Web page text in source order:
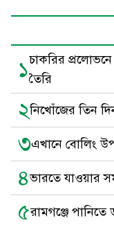
১চাকরির
তৈরি
২নিখোঁজের তিন
৩এখানে বোলিং
৪ভারতে যাওয়ার
৫রামগঞ্জে পানিতে